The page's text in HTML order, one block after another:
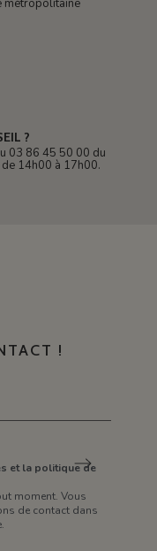
métropolitaine
?
03 86 45 50 00 du
14h00 à 17h00.
!
et la politique de
moment. Vous
de contact dans